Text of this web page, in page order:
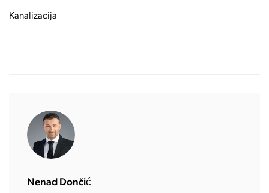
Kanalizacija
Nenad Dončić